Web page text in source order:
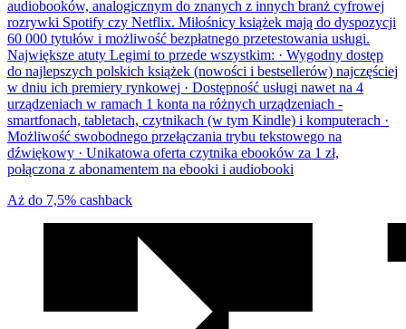
audiobooków, analogicznym do znanych z innych branż cyfrowej
rozrywki Spotify czy Netflix. Miłośnicy książek mają do dyspozycji
60 000 tytułów i możliwość bezpłatnego przetestowania usługi.
Największe atuty Legimi to przede wszystkim: · Wygodny dostęp
do najlepszych polskich książek (nowości i bestsellerów) najczęściej
w dniu ich premiery rynkowej · Dostępność usługi nawet na 4
urządzeniach w ramach 1 konta na różnych urządzeniach -
smartfonach, tabletach, czytnikach (w tym Kindle) i komputerach ·
Możliwość swobodnego przełączania trybu tekstowego na
dźwiękowy · Unikatowa oferta czytnika ebooków za 1 zł,
połączona z abonamentem na ebooki i audiobooki
Aż do 7,5% cashback